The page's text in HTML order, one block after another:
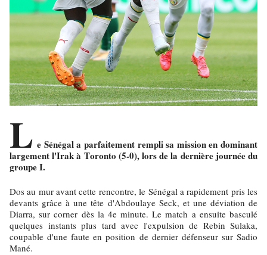
L e Sénégal a parfaitement rempli sa mission en dominant
largement l'Irak à Toronto (5-0), lors de la dernière journée du
groupe I.
Dos au mur avant cette rencontre, le Sénégal a rapidement pris les
devants grâce à une tête d'Abdoulaye Seck, et une déviation de
Diarra, sur corner dès la 4e minute. Le match a ensuite basculé
quelques instants plus tard avec l'expulsion de Rebin Sulaka,
coupable d'une faute en position de dernier défenseur sur Sadio
Mané.